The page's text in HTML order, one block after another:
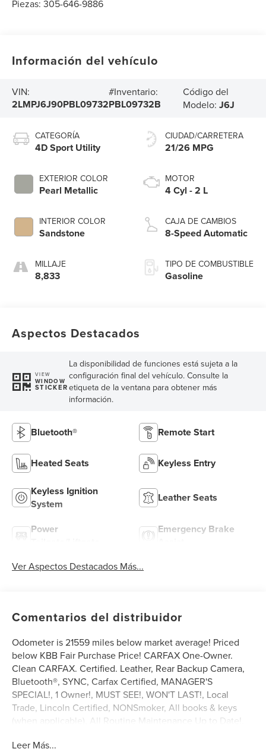
Piezas:305-646-9886
Información del vehículo
VIN:
2LMPJ6J90PBL09732
#Inventario:
PBL09732B
Código del
Modelo: J6J
CATEGORÍA
4D Sport Utility
EXTERIOR COLOR
Pearl Metallic
INTERIOR COLOR
Sandstone
MILLAJE
8,833
CIUDAD/CARRETERA
21/26 MPG
MOTOR
4 Cyl - 2 L
CAJA DE CAMBIOS
8-Speed Automatic
TIPO DE COMBUSTIBLE
Gasoline
Aspectos Destacados
VIEW
WINDOW
STICKER
La disponibilidad de funciones está sujeta a la
configuración final del vehículo. Consulte la
etiqueta de la ventana para obtener más
información.
Bluetooth® Remote Start
Heated Seats Keyless Entry
Keyless Ignition
System
Leather Seats
Power
Emergency Brake
Ver Aspectos Destacados Más...
Comentarios del distribuidor
Odometer is 21559 miles below market average! Priced
below KBB Fair Purchase Price! CARFAX One-Owner.
Clean CARFAX. Certified. Leather, Rear Backup Camera,
Bluetooth®, SYNC, Carfax Certified, MANAGER'S
SPECIAL!, 1 Owner!, MUST SEE!, WON'T LAST!, Local
Trade, Lincoln Certified, NONSmoker, All books & keys
(when applicable), All Routine Maintenance Up to Date!,
Leer Más...